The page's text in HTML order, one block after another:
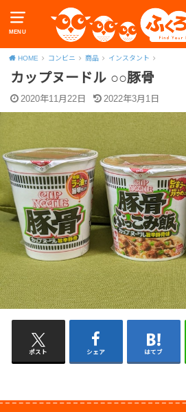
MENU
HOME コンビニ 商品 インスタント
カップヌードル ○○豚骨
2020年11月22日 2022年3月1日
ポスト シェア はてブ